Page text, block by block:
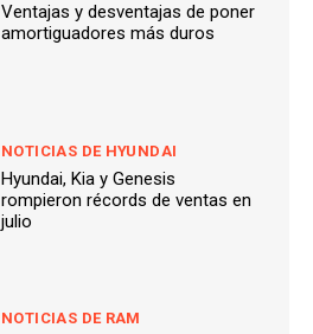
Ventajas y desventajas de poner
amortiguadores más duros
NOTICIAS DE HYUNDAI
Hyundai, Kia y Genesis
rompieron récords de ventas en
julio
NOTICIAS DE RAM